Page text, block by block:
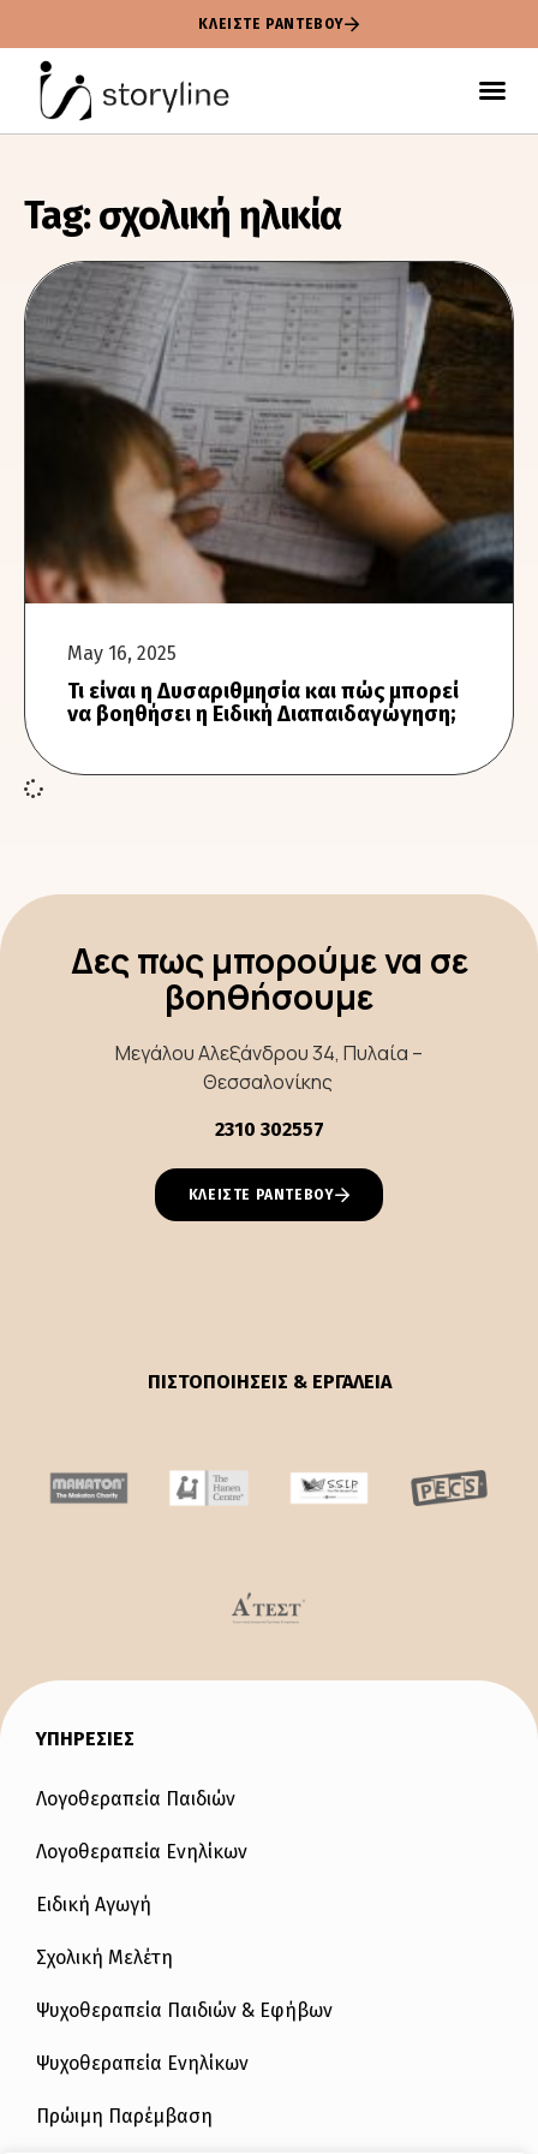
ΚΛΕΙΣΤΕ ΡΑΝΤΕΒΟΥ
Tag: σχολική ηλικία
May 16, 2025
Τι είναι η Δυσαριθμησία και πώς μπορεί
να βοηθήσει η Ειδική Διαπαιδαγώγηση;
Δες πως μπορούμε να σε
βοηθήσουμε
Μεγάλου Αλεξάνδρου 34, Πυλαία –
Θεσσαλονίκης
2310 302557
ΚΛΕΙΣΤΕ ΡΑΝΤΕΒΟΥ
ΠΙΣΤΟΠΟΙΗΣΕΙΣ & ΕΡΓΑΛΕΙΑ
ΥΠΗΡΕΣΙΕΣ
Λογοθεραπεία Παιδιών
Λογοθεραπεία Ενηλίκων
Ειδική Αγωγή
Σχολική Μελέτη
Ψυχοθεραπεία Παιδιών & Εφήβων
Ψυχοθεραπεία Ενηλίκων
Πρώιμη Παρέμβαση